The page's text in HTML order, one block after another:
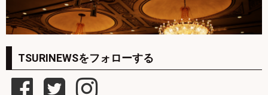
TSURINEWSをフォローする